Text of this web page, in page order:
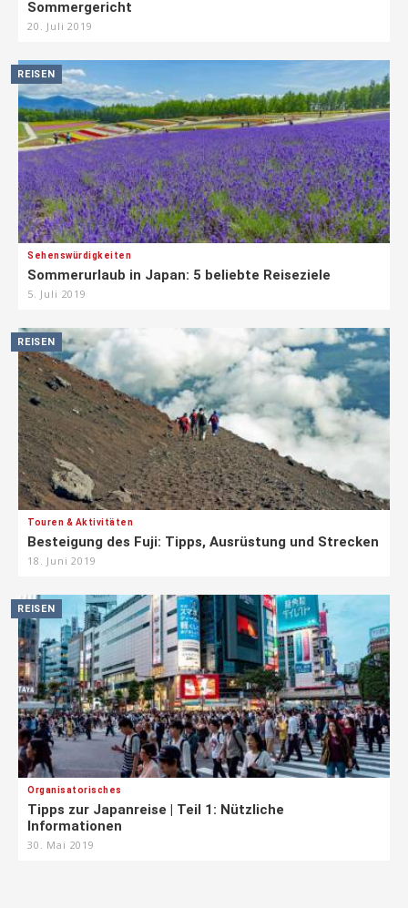
Sommergericht
20. Juli 2019
REISEN
Sehenswürdigkeiten
Sommerurlaub in Japan: 5 beliebte Reiseziele
5. Juli 2019
REISEN
Touren & Aktivitäten
Besteigung des Fuji: Tipps, Ausrüstung und Strecken
18. Juni 2019
REISEN
Organisatorisches
Tipps zur Japanreise | Teil 1: Nützliche
Informationen
30. Mai 2019